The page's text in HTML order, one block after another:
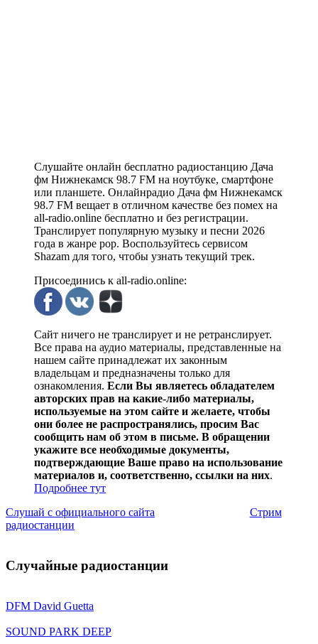
Слушайте онлайн бесплатно радиостанцию Дача
фм Нижнекамск 98.7 FM на ноутбуке, смартфоне
или планшете. Онлайнрадио Дача фм Нижнекамск
98.7 FM вещает в отличном качестве без помех на
all-radio.online бесплатно и без регистрации.
Транслирует популярную музыку и песни 2026
года в жанре pop. Воспользуйтесь сервисом
Shazam для того, чтобы узнать текущий трек.
Присоединись к all-radio.online:
Сайт ничего не транслирует и не ретранслирует.
Все права на аудио материалы, представленные на
нашем сайте принадлежат их законным
владельцам и предназначены только для
ознакомления. Если Вы являетесь обладателем
авторских прав на какие-либо материалы,
используемые на этом сайте и желаете, чтобы
они более не распространялись, просим Вас
сообщить нам об этом в письме. В обращении
укажите все необходимые документы,
подтверждающие Ваше право на использование
материалов и, соответственно, ссылки на них.
Подробнее тут
Слушай с официального сайта
Стрим
радиостанции
Случайные радиостанции
DFM David Guetta
SOUND PARK DEEP